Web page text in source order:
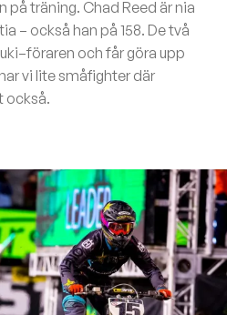
på träning. Chad Reed är nia
– också han på 158. De två
och får göra upp
vi lite småfighter där
också.